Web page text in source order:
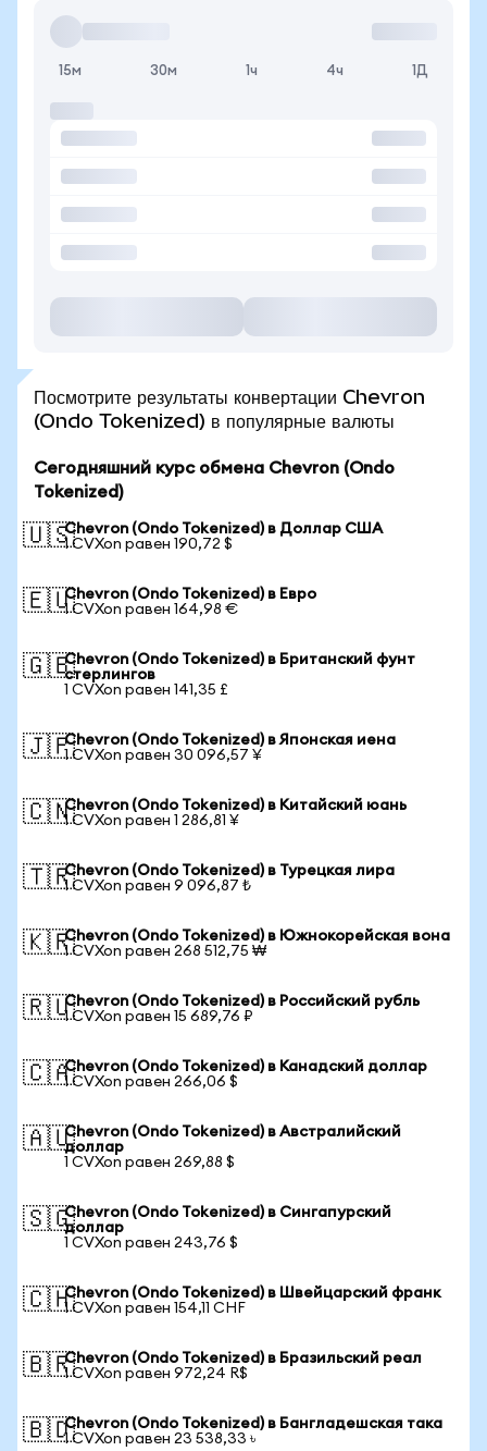
15м 30м 1ч 4ч 1Д
Посмотрите результаты конвертации Chevron
(Ondo Tokenized) в популярные валюты
Сегодняшний курс обмена Chevron (Ondo
Tokenized)
🇺🇸Chevron (Ondo Tokenized) в Доллар США
1 CVXon равен 190,72 $
🇪🇺Chevron (Ondo Tokenized) в Евро
1 CVXon равен 164,98 €
🇬🇧Chevron (Ondo Tokenized) в Британский фунт
стерлингов
1 CVXon равен 141,35 £
🇯🇵Chevron (Ondo Tokenized) в Японская иена
1 CVXon равен 30 096,57 ¥
🇨🇳Chevron (Ondo Tokenized) в Китайский юань
1 CVXon равен 1 286,81 ¥
🇹🇷Chevron (Ondo Tokenized) в Турецкая лира
1 CVXon равен 9 096,87 ₺
🇰🇷Chevron (Ondo Tokenized) в Южнокорейская вона
1 CVXon равен 268 512,75 ₩
🇷🇺Chevron (Ondo Tokenized) в Российский рубль
1 CVXon равен 15 689,76 ₽
🇨🇦Chevron (Ondo Tokenized) в Канадский доллар
1 CVXon равен 266,06 $
🇦🇺Chevron (Ondo Tokenized) в Австралийский
доллар
1 CVXon равен 269,88 $
🇸🇬Chevron (Ondo Tokenized) в Сингапурский
доллар
1 CVXon равен 243,76 $
🇨🇭Chevron (Ondo Tokenized) в Швейцарский франк
1 CVXon равен 154,11 CHF
🇧🇷Chevron (Ondo Tokenized) в Бразильский реал
1 CVXon равен 972,24 R$
🇧🇩Chevron (Ondo Tokenized) в Бангладешская така
1 CVXon равен 23 538,33 ৳